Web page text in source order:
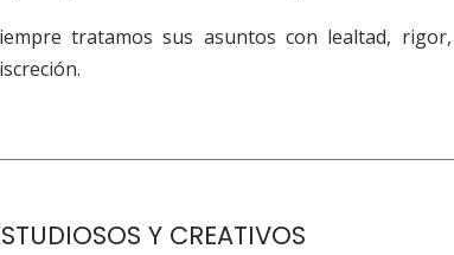
tratamos sus asuntos con lealtad,
Y CREATIVOS